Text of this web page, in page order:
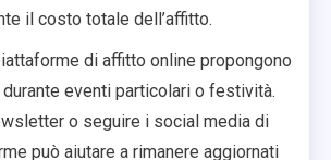
il costo totale dell’affitto.
di affitto online propongono
eventi particolari o festività.
o seguire i social media di
può aiutare a rimanere aggiornati